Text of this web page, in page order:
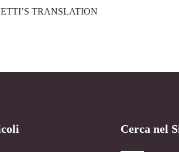
TRANSLATION
Cerca nel